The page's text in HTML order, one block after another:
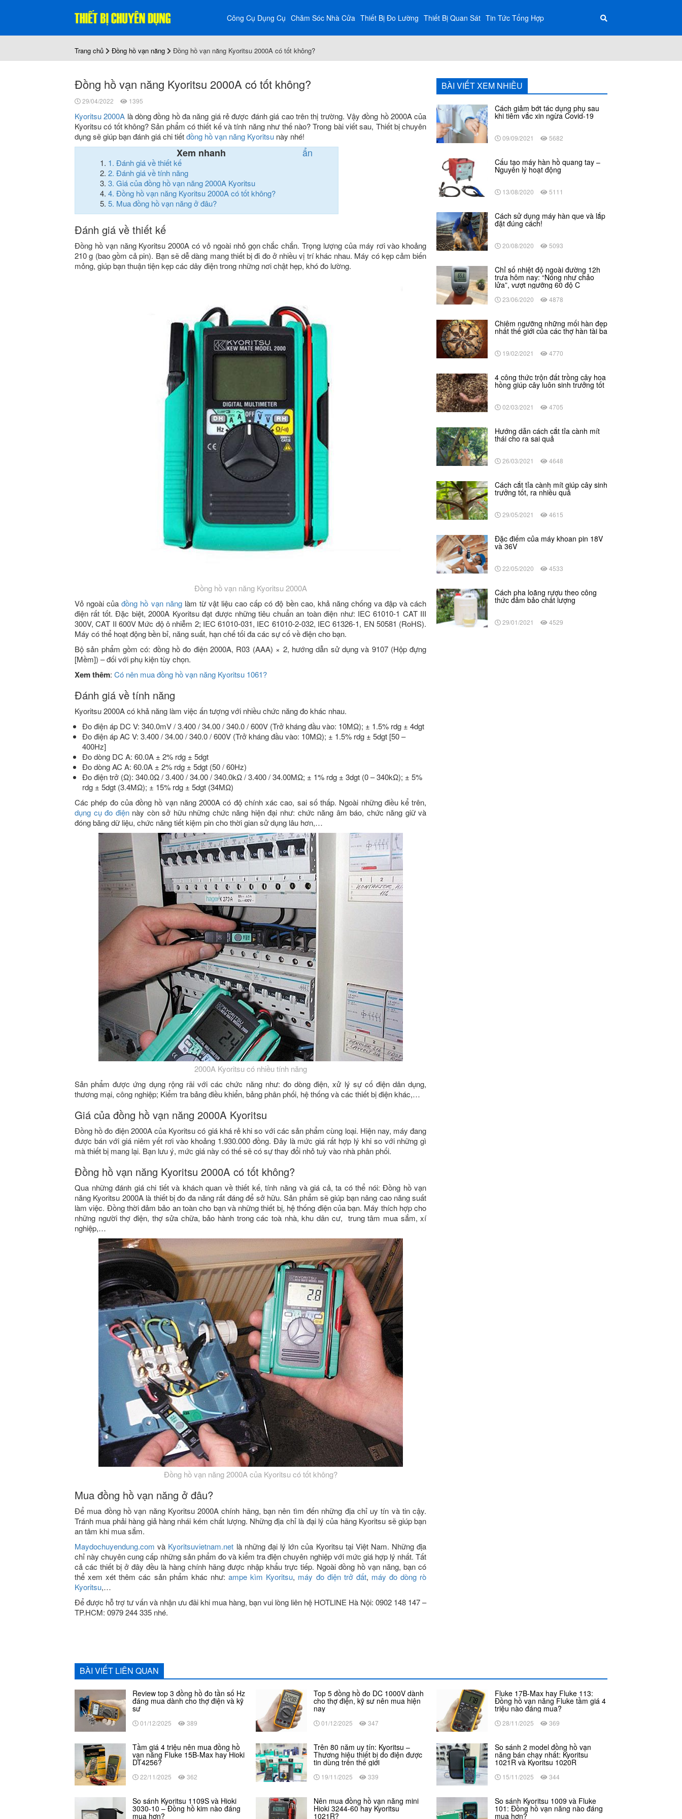
Công Cụ Dụng Cụ Chăm Sóc Nhà Cửa Thiết Bị Đo Lường Thiết Bị Quan Sát Tin Tức Tổng Hợp
Trang chủ Đồng hồ vạn năng Đồng hồ vạn năng Kyoritsu 2000A có tốt không?
Đồng hồ vạn năng Kyoritsu 2000A có tốt không?
29/04/2022 1395
Kyoritsu 2000A là dòng đồng hồ đa năng giá rẻ được đánh giá cao trên thị trường. Vậy đồng hồ 2000A của
Kyoritsu có tốt không? Sản phẩm có thiết kế và tính năng như thế nào? Trong bài viết sau, Thiết bị chuyên
dụng sẽ giúp bạn đánh giá chi tiếtđồng hồ vạn năng Kyoritsu này nhé!
Xem nhanh ẩn
1. Đánh giá về thiết kế
2. Đánh giá về tính năng
3. Giá của đồng hồ vạn năng 2000A Kyoritsu
4. Đồng hồ vạn năng Kyoritsu 2000A có tốt không?
5. Mua đồng hồ vạn năng ở đâu?
Đánh giá về thiết kế
Đồng hồ vạn năng Kyoritsu 2000A có vỏ ngoài nhỏ gọn chắc chắn. Trọng lượng của máy rơi vào khoảng
210 g (bao gồm cả pin). Bạn sẽ dễ dàng mang thiết bị đi đo ở nhiều vị trí khác nhau. Máy có kẹp cảm biến
mỏng, giúp bạn thuận tiện kẹp các dây điện trong những nơi chật hẹp, khó đo lường.
Đồng hồ vạn năng Kyoritsu 2000A
Vỏ ngoài củađồng hồ vạn nănglàm từ vật liệu cao cấp có độ bền cao, khả năng chống va đập và cách
điện rất tốt. Đặc biệt, 2000A Kyoritsu đạt được những tiêu chuẩn an toàn điện như: IEC 61010-1 CAT III
300V, CAT II 600V Mức độ ô nhiễm 2; IEC 61010-031, IEC 61010-2-032, IEC 61326-1, EN 50581 (RoHS).
Máy có thể hoạt động bền bỉ, năng suất, hạn chế tối đa các sự cố về điện cho bạn.
Bộ sản phẩm gồm có: đồng hồ đo điện 2000A, R03 (AAA) × 2, hướng dẫn sử dụng và 9107 (Hộp đựng
[Mềm]) – đối với phụ kiện tùy chọn.
Xem thêm: Có nên mua đồng hồ vạn năng Kyoritsu 1061?
Đánh giá về tính năng
Kyoritsu 2000A có khả năng làm việc ấn tượng với nhiều chức năng đo khác nhau.
Đo điện áp DC V: 340.0mV / 3.400 / 34.00 / 340.0 / 600V (Trở kháng đầu vào: 10MΩ); ± 1.5% rdg ± 4dgt
Đo điện áp AC V: 3.400 / 34.00 / 340.0 / 600V (Trở kháng đầu vào: 10MΩ); ± 1.5% rdg ± 5dgt [50 –
400Hz]
Đo dòng DC A: 60.0A ± 2% rdg ± 5dgt
Đo dòng AC A: 60.0A ± 2% rdg ± 5dgt (50 / 60Hz)
Đo điện trở (Ω): 340.0Ω / 3.400 / 34.00 / 340.0kΩ / 3.400 / 34.00MΩ; ± 1% rdg ± 3dgt (0 – 340kΩ); ± 5%
rdg ± 5dgt (3.4MΩ); ± 15% rdg ± 5dgt (34MΩ)
Các phép đo của đồng hồ vạn năng 2000A có độ chính xác cao, sai số thấp. Ngoài những điều kể trên,
dụng cụ đo điệnnày còn sở hữu những chức năng hiện đại như: chức năng âm báo, chức năng giữ và
đóng băng dữ liệu, chức năng tiết kiệm pin cho thời gian sử dụng lâu hơn,…
2000A Kyoritsu có nhiều tính năng
Sản phẩm được ứng dụng rộng rãi với các chức năng như: đo dòng điện, xử lý sự cố điện dân dụng,
thương mại, công nghiệp; Kiểm tra bảng điều khiển, bảng phân phối, hệ thống và các thiết bị điện khác,…
Giá của đồng hồ vạn năng 2000A Kyoritsu
Đồng hồ đo điện 2000A của Kyoritsu có giá khá rẻ khi so với các sản phẩm cùng loại. Hiện nay, máy đang
được bán với giá niêm yết rơi vào khoảng 1.930.000 đồng. Đây là mức giá rất hợp lý khi so với những gì
mà thiết bị mang lại. Bạn lưu ý, mức giá này có thế sẽ có sự thay đổi nhỏ tuỳ vào nhà phân phối.
Đồng hồ vạn năng Kyoritsu 2000A có tốt không?
Qua những đánh giá chi tiết và khách quan về thiết kế, tính năng và giá cả, ta có thể nói: Đồng hồ vạn
năng Kyoritsu 2000A là thiết bị đo đa năng rất đáng để sở hữu. Sản phẩm sẽ giúp bạn nâng cao năng suất
làm việc. Đồng thời đảm bảo an toàn cho bạn và những thiết bị, hệ thống điện của bạn. Máy thích hợp cho
những người thợ điện, thợ sửa chữa, bảo hành trong các toà nhà, khu dân cư, trung tâm mua sắm, xí
nghiệp,…
Đồng hồ vạn năng 2000A của Kyoritsu có tốt không?
Mua đồng hồ vạn năng ở đâu?
Để mua đồng hồ vạn năng Kyoritsu 2000A chính hãng, bạn nên tìm đến những địa chỉ uy tín và tin cậy.
Tránh mua phải hàng giả hàng nhái kém chất lượng. Những địa chỉ là đại lý của hãng Kyoritsu sẽ giúp bạn
an tâm khi mua sắm.
Maydochuyendung.com và Kyoritsuvietnam.net là những đại lý lớn của Kyoritsu tại Việt Nam. Những địa
chỉ này chuyên cung cấp những sản phẩm đo và kiểm tra điện chuyên nghiệp với mức giá hợp lý nhất. Tất
cả các thiết bị ở đây đều là hàng chính hãng được nhập khẩu trực tiếp. Ngoài đồng hồ vạn năng, bạn có
thể xem xét thêm các sản phẩm khác như:ampe kìm Kyoritsu, máy đo điện trở đất, máy đo dòng rò
Kyoritsu,…
Để được hỗ trợ tư vấn và nhận ưu đãi khi mua hàng, bạn vui lòng liên hệ HOTLINE Hà Nội: 0902 148 147 –
TP.HCM: 0979 244 335 nhé.
BÀI VIẾT XEM NHIỀU
Cách giảm bớt tác dụng phụ sau
khi tiêm vắc xin ngừa Covid-19
09/09/2021 5682
Cấu tạo máy hàn hồ quang tay –
Nguyên lý hoạt động
13/08/2020 5111
Cách sử dụng máy hàn que và lắp
đặt đúng cách!
20/08/2020 5093
Chỉ số nhiệt độ ngoài đường 12h
trưa hôm nay: “Nóng như chảo
lửa”, vượt ngưỡng 60 độ C
23/06/2020 4878
Chiêm ngưỡng những mối hàn đẹp
nhất thế giới của các thợ hàn tài ba
19/02/2021 4770
4 công thức trộn đất trồng cây hoa
hồng giúp cây luôn sinh trưởng tốt
02/03/2021 4705
Hướng dẫn cách cắt tỉa cành mít
thái cho ra sai quả
26/03/2021 4648
Cách cắt tỉa cành mít giúp cây sinh
trưởng tốt, ra nhiều quả
29/05/2021 4615
Đặc điểm của máy khoan pin 18V
và 36V
22/05/2020 4533
Cách pha loãng rượu theo công
thức đảm bảo chất lượng
29/01/2021 4529
BÀI VIẾT LIÊN QUAN
Review top 3 đồng hồ đo tần số Hz
đáng mua dành cho thợ điện và kỹ
sư
01/12/2025 389
Top 5 đồng hồ đo DC 1000V dành
cho thợ điện, kỹ sư nên mua hiện
nay
01/12/2025 347
Fluke 17B-Max hay Fluke 113:
Đồng hồ vạn năng Fluke tầm giá 4
triệu nào đáng mua?
28/11/2025 369
Tầm giá 4 triệu nên mua đồng hồ
vạn năng Fluke 15B-Max hay Hioki
DT4256?
22/11/2025 362
Trên 80 năm uy tín: Kyoritsu –
Thương hiệu thiết bị đo điện được
tin dùng trên thế giới
19/11/2025 339
So sánh 2 model đồng hồ vạn
năng bán chạy nhất: Kyoritsu
1021R và Kyoritsu 1020R
15/11/2025 344
So sánh Kyoritsu 1109S và Hioki
3030-10 – Đồng hồ kim nào đáng
mua hơn?
Nên mua đồng hồ vạn năng mini
Hioki 3244-60 hay Kyoritsu
1021R?
So sánh Kyoritsu 1009 và Fluke
101: Đồng hồ vạn năng nào đáng
mua hơn?